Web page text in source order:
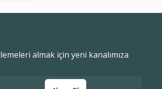
almak için yeni kanalımıza